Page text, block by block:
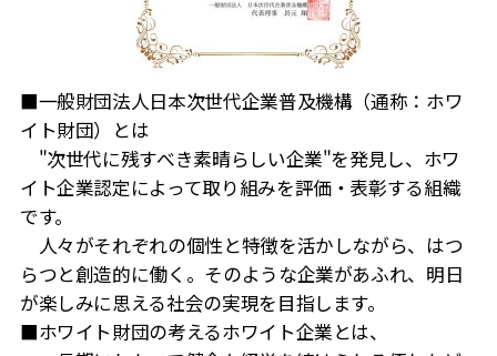
■一般財団法人日本次世代企業普及機構（通称：ホワ
イト財団）とは
"次世代に残すべき素晴らしい企業"を発見し、ホワ
イト企業認定によって取り組みを評価・表彰する組織
です。
人々がそれぞれの個性と特徴を活かしながら、はつ
らつと創造的に働く。そのような企業があふれ、明日
が楽しみに思える社会の実現を目指します。
■ホワイト財団の考えるホワイト企業とは、